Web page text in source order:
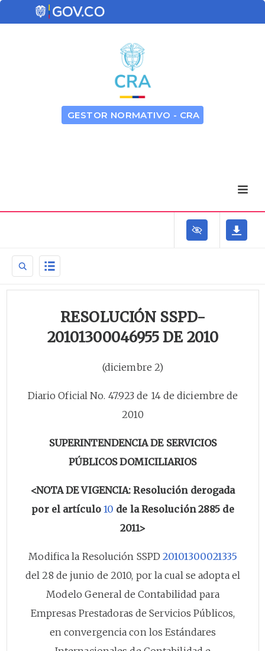
GESTOR NORMATIVO - CRA
RESOLUCIÓN SSPD-
20101300046955 DE 2010
(diciembre 2)
Diario Oficial No. 47.923 de 14 de diciembre de
2010
SUPERINTENDENCIA DE SERVICIOS
PÚBLICOS DOMICILIARIOS
<NOTA DE VIGENCIA: Resolución derogada
por el artículo 10 de la Resolución 2885 de
2011>
Modifica la Resolución SSPD20101300021335
del 28 de junio de 2010, por la cual se adopta el
Modelo General de Contabilidad para
Empresas Prestadoras de Servicios Públicos,
en convergencia con los Estándares